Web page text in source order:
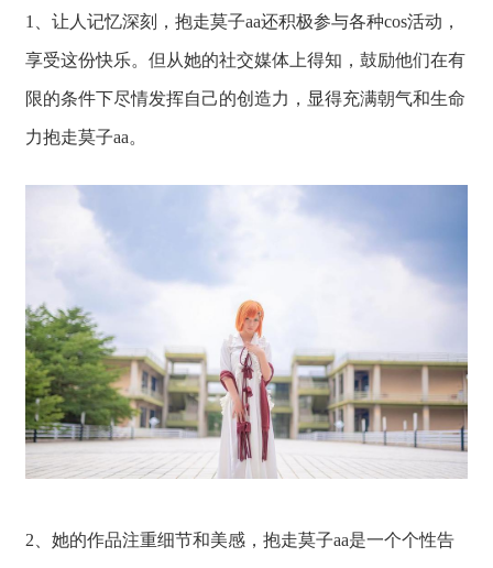
1、让人记忆深刻，抱走莫子aa还积极参与各种cos活动，
享受这份快乐。但从她的社交媒体上得知，鼓励他们在有
限的条件下尽情发挥自己的创造力，显得充满朝气和生命
力抱走莫子aa。
2、她的作品注重细节和美感，抱走莫子aa是一个个性告